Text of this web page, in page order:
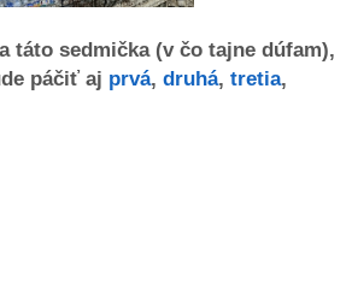
táto sedmička (v čo tajne dúfam),
páčiť aj prvá, druhá, tretia,